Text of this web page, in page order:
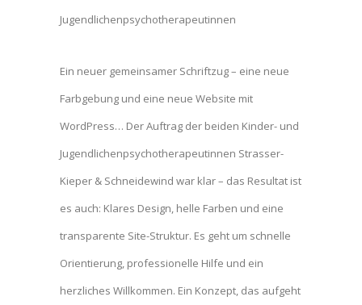
Jugendlichenpsychotherapeutinnen
Ein neuer gemeinsamer Schriftzug – eine neue
Farbgebung und eine neue Website mit
WordPress… Der Auftrag der beiden Kinder- und
Jugendlichenpsychotherapeutinnen Strasser-
Kieper & Schneidewind war klar – das Resultat ist
es auch: Klares Design, helle Farben und eine
transparente Site-Struktur. Es geht um schnelle
Orientierung, professionelle Hilfe und ein
herzliches Willkommen. Ein Konzept, das aufgeht